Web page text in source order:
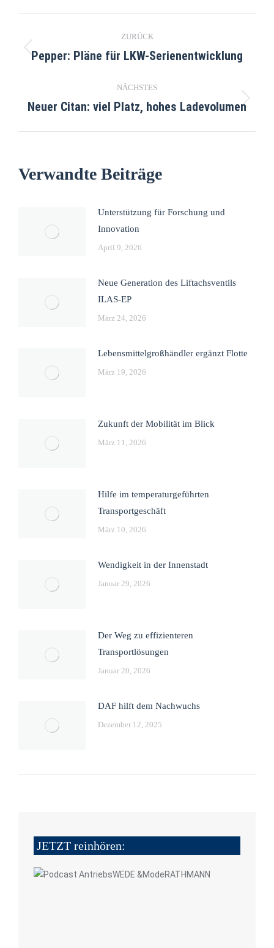
ZURÜCK
Pepper: Pläne für LKW-Serienentwicklung
NÄCHSTES
Neuer Citan: viel Platz, hohes Ladevolumen
Verwandte Beiträge
Unterstützung für Forschung und
Innovation
April 9, 2026
Neue Generation des Liftachsventils
ILAS-EP
März 24, 2026
Lebensmittelgroßhändler ergänzt Flotte
März 19, 2026
Zukunft der Mobilität im Blick
März 11, 2026
Hilfe im temperaturgeführten
Transportgeschäft
März 10, 2026
Wendigkeit in der Innenstadt
Januar 29, 2026
Der Weg zu effizienteren
Transportlösungen
Januar 20, 2026
DAF hilft dem Nachwuchs
Dezember 12, 2025
JETZT reinhören: